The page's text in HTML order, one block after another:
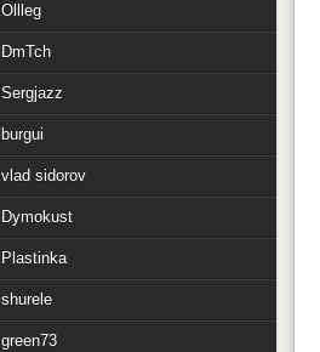
Ollleg
DmTch
Sergjazz
burgui
vlad sidorov
Dymokust
Plastinka
shurele
green73